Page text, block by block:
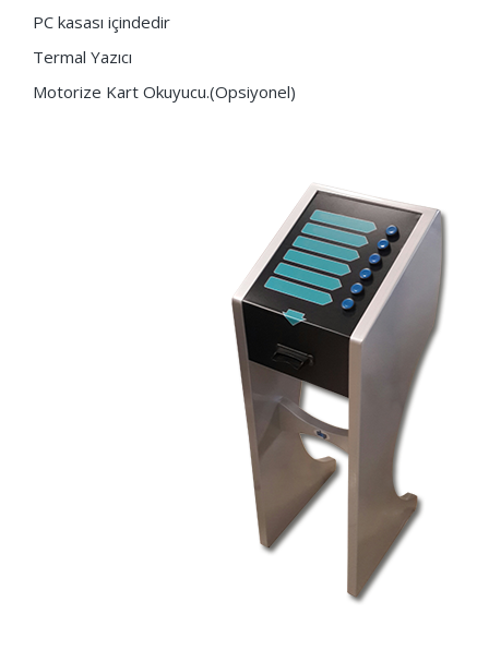
PC kasası içindedir
Termal Yazıcı
Motorize Kart Okuyucu.(Opsiyonel)